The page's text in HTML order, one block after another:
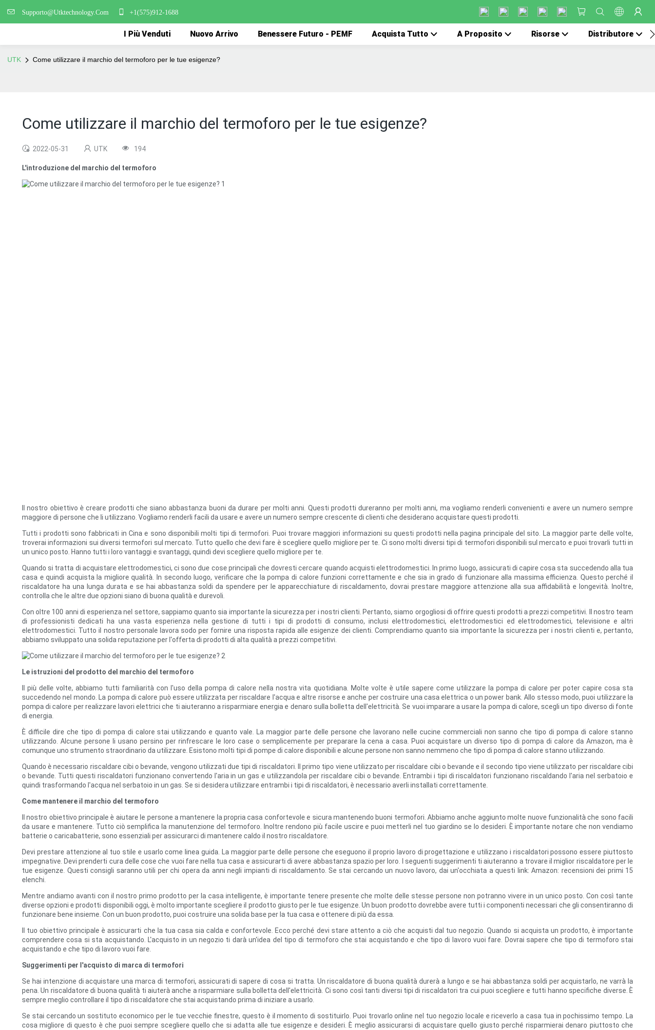
Supporto@Utktechnology.Com +1(575)912-1688
I Più Venduti Nuovo Arrivo Benessere Futuro - PEMF Acquista Tutto A Proposito Risorse Distributore
UTK Come utilizzare il marchio del termoforo per le tue esigenze?
Come utilizzare il marchio del termoforo per le tue esigenze?
2022-05-31 UTK 194
L'introduzione del marchio del termoforo
Il nostro obiettivo è creare prodotti che siano abbastanza buoni da durare per molti anni. Questi prodotti dureranno per molti anni, ma vogliamo renderli convenienti e avere un numero sempre
maggiore di persone che li utilizzano. Vogliamo renderli facili da usare e avere un numero sempre crescente di clienti che desiderano acquistare questi prodotti.
Tutti i prodotti sono fabbricati in Cina e sono disponibili molti tipi di termofori. Puoi trovare maggiori informazioni su questi prodotti nella pagina principale del sito. La maggior parte delle volte,
troverai informazioni sui diversi termofori sul mercato. Tutto quello che devi fare è scegliere quello migliore per te. Ci sono molti diversi tipi di termofori disponibili sul mercato e puoi trovarli tutti in
un unico posto. Hanno tutti i loro vantaggi e svantaggi, quindi devi scegliere quello migliore per te.
Quando si tratta di acquistare elettrodomestici, ci sono due cose principali che dovresti cercare quando acquisti elettrodomestici. In primo luogo, assicurati di capire cosa sta succedendo alla tua
casa e quindi acquista la migliore qualità. In secondo luogo, verificare che la pompa di calore funzioni correttamente e che sia in grado di funzionare alla massima efficienza. Questo perché il
riscaldatore ha una lunga durata e se hai abbastanza soldi da spendere per le apparecchiature di riscaldamento, dovrai prestare maggiore attenzione alla sua affidabilità e longevità. Inoltre,
controlla che le altre due opzioni siano di buona qualità e durevoli.
Con oltre 100 anni di esperienza nel settore, sappiamo quanto sia importante la sicurezza per i nostri clienti. Pertanto, siamo orgogliosi di offrire questi prodotti a prezzi competitivi. Il nostro team
di professionisti dedicati ha una vasta esperienza nella gestione di tutti i tipi di prodotti di consumo, inclusi elettrodomestici, elettrodomestici ed elettrodomestici, televisione e altri
elettrodomestici. Tutto il nostro personale lavora sodo per fornire una risposta rapida alle esigenze dei clienti. Comprendiamo quanto sia importante la sicurezza per i nostri clienti e, pertanto,
abbiamo sviluppato una solida reputazione per l'offerta di prodotti di alta qualità a prezzi competitivi.
Le istruzioni del prodotto del marchio del termoforo
Il più delle volte, abbiamo tutti familiarità con l'uso della pompa di calore nella nostra vita quotidiana. Molte volte è utile sapere come utilizzare la pompa di calore per poter capire cosa sta
succedendo nel mondo. La pompa di calore può essere utilizzata per riscaldare l'acqua e altre risorse e anche per costruire una casa elettrica o un power bank. Allo stesso modo, puoi utilizzare la
pompa di calore per realizzare lavori elettrici che ti aiuteranno a risparmiare energia e denaro sulla bolletta dell'elettricità. Se vuoi imparare a usare la pompa di calore, scegli un tipo diverso di fonte
di energia.
È difficile dire che tipo di pompa di calore stai utilizzando e quanto vale. La maggior parte delle persone che lavorano nelle cucine commerciali non sanno che tipo di pompa di calore stanno
utilizzando. Alcune persone li usano persino per rinfrescare le loro case o semplicemente per preparare la cena a casa. Puoi acquistare un diverso tipo di pompa di calore da Amazon, ma è
comunque uno strumento straordinario da utilizzare. Esistono molti tipi di pompe di calore disponibili e alcune persone non sanno nemmeno che tipo di pompa di calore stanno utilizzando.
Quando è necessario riscaldare cibi o bevande, vengono utilizzati due tipi di riscaldatori. Il primo tipo viene utilizzato per riscaldare cibi o bevande e il secondo tipo viene utilizzato per riscaldare cibi
o bevande. Tutti questi riscaldatori funzionano convertendo l'aria in un gas e utilizzandola per riscaldare cibi o bevande. Entrambi i tipi di riscaldatori funzionano riscaldando l'aria nel serbatoio e
quindi trasformando l'acqua nel serbatoio in un gas. Se si desidera utilizzare entrambi i tipi di riscaldatori, è necessario averli installati correttamente.
Come mantenere il marchio del termoforo
Il nostro obiettivo principale è aiutare le persone a mantenere la propria casa confortevole e sicura mantenendo buoni termofori. Abbiamo anche aggiunto molte nuove funzionalità che sono facili
da usare e mantenere. Tutto ciò semplifica la manutenzione del termoforo. Inoltre rendono più facile uscire e puoi metterli nel tuo giardino se lo desideri. È importante notare che non vendiamo
batterie o caricabatterie, sono essenziali per assicurarci di mantenere caldo il nostro riscaldatore.
Devi prestare attenzione al tuo stile e usarlo come linea guida. La maggior parte delle persone che eseguono il proprio lavoro di progettazione e utilizzano i riscaldatori possono essere piuttosto
impegnative. Devi prenderti cura delle cose che vuoi fare nella tua casa e assicurarti di avere abbastanza spazio per loro. I seguenti suggerimenti ti aiuteranno a trovare il miglior riscaldatore per le
tue esigenze. Questi consigli saranno utili per chi opera da anni negli impianti di riscaldamento. Se stai cercando un nuovo lavoro, dai un'occhiata a questi link: Amazon: recensioni dei primi 15
elenchi.
Mentre andiamo avanti con il nostro primo prodotto per la casa intelligente, è importante tenere presente che molte delle stesse persone non potranno vivere in un unico posto. Con così tante
diverse opzioni e prodotti disponibili oggi, è molto importante scegliere il prodotto giusto per le tue esigenze. Un buon prodotto dovrebbe avere tutti i componenti necessari che gli consentiranno di
funzionare bene insieme. Con un buon prodotto, puoi costruire una solida base per la tua casa e ottenere di più da essa.
Il tuo obiettivo principale è assicurarti che la tua casa sia calda e confortevole. Ecco perché devi stare attento a ciò che acquisti dal tuo negozio. Quando si acquista un prodotto, è importante
comprendere cosa si sta acquistando. L'acquisto in un negozio ti darà un'idea del tipo di termoforo che stai acquistando e che tipo di lavoro vuoi fare. Dovrai sapere che tipo di termoforo stai
acquistando e che tipo di lavoro vuoi fare.
Suggerimenti per l'acquisto di marca di termofori
Se hai intenzione di acquistare una marca di termofori, assicurati di sapere di cosa si tratta. Un riscaldatore di buona qualità durerà a lungo e se hai abbastanza soldi per acquistarlo, ne varrà la
pena. Un riscaldatore di buona qualità ti aiuterà anche a risparmiare sulla bolletta dell'elettricità. Ci sono così tanti diversi tipi di riscaldatori tra cui puoi scegliere e tutti hanno specifiche diverse. È
sempre meglio controllare il tipo di riscaldatore che stai acquistando prima di iniziare a usarlo.
Se stai cercando un sostituto economico per le tue vecchie finestre, questo è il momento di sostituirlo. Puoi trovarlo online nel tuo negozio locale e riceverlo a casa tua in pochissimo tempo. La
cosa migliore di questo è che puoi sempre scegliere quello che si adatta alle tue esigenze e desideri. È meglio assicurarsi di acquistare quello giusto perché risparmierai denaro piuttosto che